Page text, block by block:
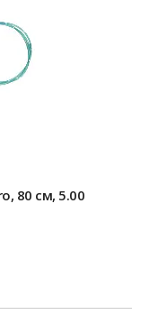
80 см, 5.00